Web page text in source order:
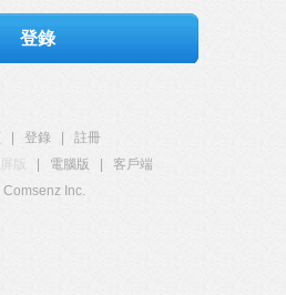
登錄
登錄
註冊
屏版 電腦版
客戶端
Inc.